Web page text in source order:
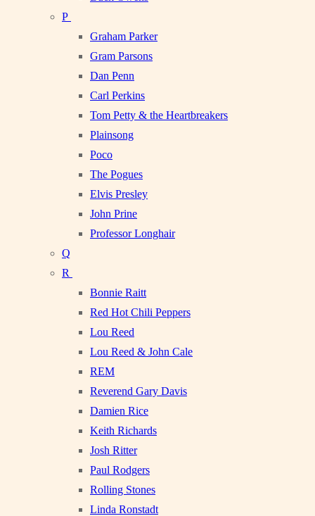
P
Graham Parker
Gram Parsons
Dan Penn
Carl Perkins
Tom Petty & the Heartbreakers
Plainsong
Poco
The Pogues
Elvis Presley
John Prine
Professor Longhair
Q
R
Bonnie Raitt
Red Hot Chili Peppers
Lou Reed
Lou Reed & John Cale
REM
Reverend Gary Davis
Damien Rice
Keith Richards
Josh Ritter
Paul Rodgers
Rolling Stones
Linda Ronstadt